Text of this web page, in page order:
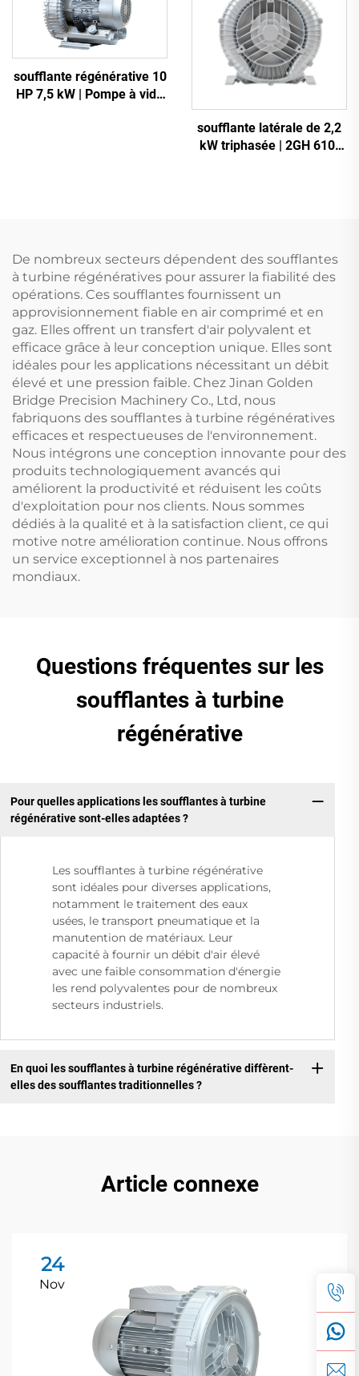
soufflante régénérative 10
HP 7,5 kW | Pompe à vide
soufflante latérale de 2,2
kW triphasée | 2GH 610-
De nombreux secteurs dépendent des soufflantes
à turbine régénératives pour assurer la fiabilité des
opérations. Ces soufflantes fournissent un
approvisionnement fiable en air comprimé et en
gaz. Elles offrent un transfert d'air polyvalent et
efficace grâce à leur conception unique. Elles sont
idéales pour les applications nécessitant un débit
élevé et une pression faible. Chez Jinan Golden
Bridge Precision Machinery Co., Ltd, nous
fabriquons des soufflantes à turbine régénératives
efficaces et respectueuses de l'environnement.
Nous intégrons une conception innovante pour des
produits technologiquement avancés qui
améliorent la productivité et réduisent les coûts
d'exploitation pour nos clients. Nous sommes
dédiés à la qualité et à la satisfaction client, ce qui
motive notre amélioration continue. Nous offrons
un service exceptionnel à nos partenaires
mondiaux.
Questions fréquentes sur les
soufflantes à turbine
régénérative
Pour quelles applications les soufflantes à turbine
régénérative sont-elles adaptées ?
Les soufflantes à turbine régénérative
sont idéales pour diverses applications,
notamment le traitement des eaux
usées, le transport pneumatique et la
manutention de matériaux. Leur
capacité à fournir un débit d'air élevé
avec une faible consommation d'énergie
les rend polyvalentes pour de nombreux
secteurs industriels.
En quoi les soufflantes à turbine régénérative diffèrent-
elles des soufflantes traditionnelles ?
Article connexe
24
Nov